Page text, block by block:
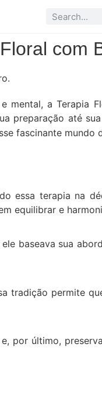
com
mental, a Terapia
preparação até
fascinante mundo
essa terapia na
equilibrar e
baseava sua
tradição permite
por último,